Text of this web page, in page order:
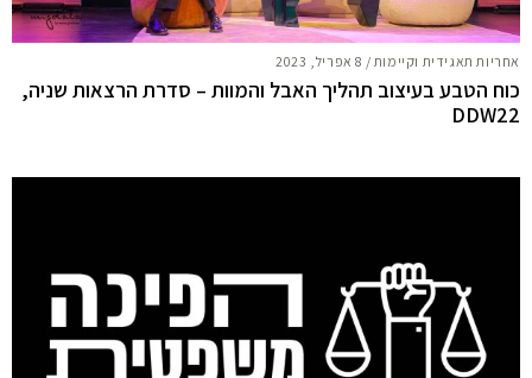
אחריות תאגידית וקיימות / 8 אפריל, 2023
כוח הטבע בעיצוב תהליך האבל והמוות – סדרת הרצאות שניה,
DDW22